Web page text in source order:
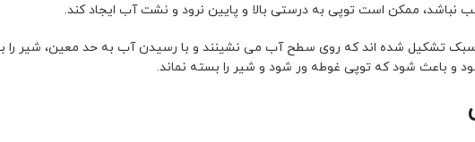
نباشد، ممکن است توپی به درستی بالا و پایین نرود و نشت آب ایجاد کند.
و سبک تشکیل شده اند که روی سطح آب می نشینند و با رسیدن آب به حد معین، شیر
و باعث شود که توپی غوطه ور شود و شیر را بسته نماند.